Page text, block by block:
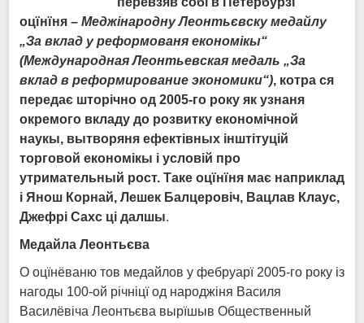
оцїнїня – Меджінародну Леонтьєвску медайлу
„За вклад уреформованя економікы“
(Международная Леонтьевская медаль „За
вклад в реформирование экономики“), котра ся
передаєшторічно од 2005-го року як узнаня
окремого вкладу до розвитку економічной
наукы, вытворяня ефектівных інштітуцій
торговой економікы і условій про
утримательный рост. Таке оцїнїня має наприклад
і Янош Корнай, Лешек Балцеровіч, Вацлав Клаус,
Джефрі Сахс ці далшы.
Медайла Леонтьєва
О оцїнёваню тов медайлов у фебруарї 2005-го року із
нагоды 100-ой річніцї од народжіня Василя
Василёвіча Леонтьєва вырїшыв Общественный